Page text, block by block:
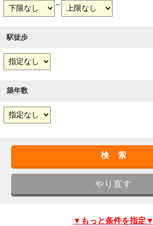
～
駅徒歩
築年数
▼もっと条件を指定▼